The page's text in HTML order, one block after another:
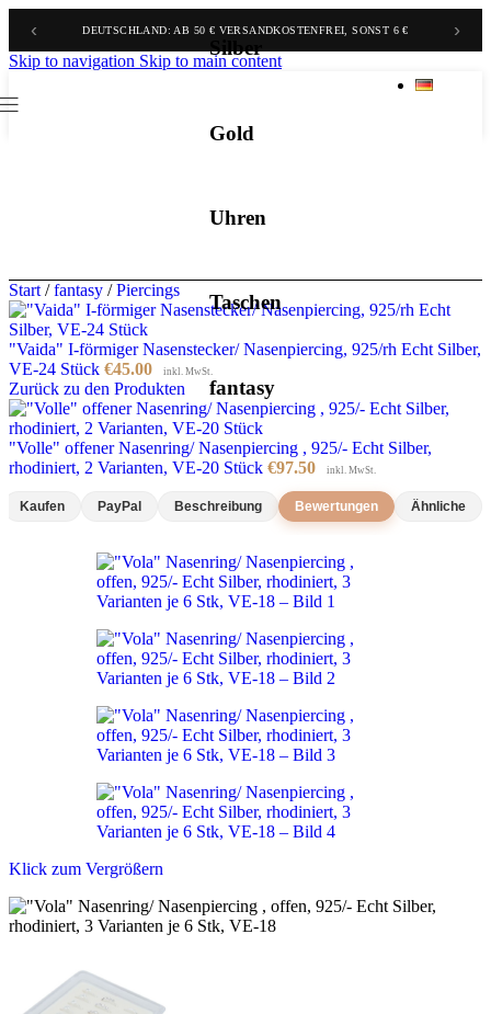
‹ BELGIEN & NIEDERLANDE: AB 70 € GRATIS, SONST 9,90 € ›
Skip to navigation Skip to main content
Silber
Gold
Uhren
Taschen
fantasy
Start / fantasy / Piercings
"Vaida" I-förmiger Nasenstecker/ Nasenpiercing, 925/rh Echt Silber,
VE-24 Stück €45.00 inkl. MwSt.
Zurück zu den Produkten
"Volle" offener Nasenring/ Nasenpiercing , 925/- Echt Silber,
rhodiniert, 2 Varianten, VE-20 Stück €97.50 inkl. MwSt.
Kaufen PayPal Beschreibung Bewertungen Ähnliche
Klick zum Vergrößern